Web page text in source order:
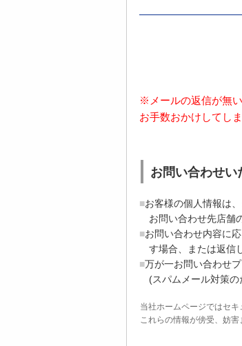
※メールの返信が無
お手数おかけしてし
お問い合わせい
お客様の個人情報は
お問い合わせ先店舗
お問い合わせ内容に
す場合、または返信
万が一お問い合わせ
(スパムメール対策
当社ホームページではセ
これらの情報が傍受、妨